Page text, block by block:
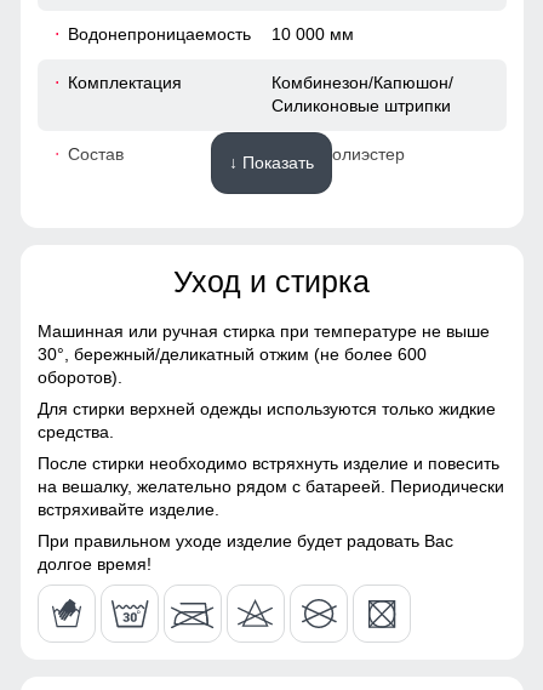
Подкладка из флиса и полиэстера: Устойчива к износу и
легко очищается, что делает куртку идеальной вариантом
для повседневного использования.
Светоотражающие элементы
Направлены на отражение всего света, попадающего на
них с целью предотвращения дорожно-транспортного
происшествия.
47
Водонепроницаемость 10 000 мм
Комплектация
Комбинезон/Капюшон/
Силиконовые штрипки
Состав 100% Полиэстер
Мембранные материалы,
Полиэстер, Плащевка,
Материал подкладки
Материал подкладки
капюшона
Материал подкладки
воротника
Материал наполнителя Тинсулейт
Фактура материала сетка
↓ Показать
Уход и стирка
Машинная или ручная стирка при температуре не выше
30°, бережный/деликатный отжим (не более 600
оборотов).
Для стирки верхней одежды используются только жидкие
средства.
После стирки необходимо встряхнуть изделие и повесить
на вешалку, желательно рядом с батареей. Периодически
встряхивайте изделие.
При правильном уходе изделие будет радовать Вас
долгое время!